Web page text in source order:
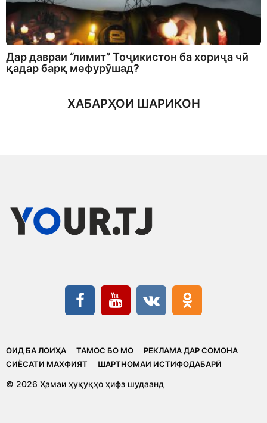
Дар давраи “лимит” Тоҷикистон ба хориҷа чӣ
қадар барқ мефурӯшад?
ХАБАРҲОИ ШАРИКОН
ОИД БА ЛОИҲА ТАМОС БО МО
РЕКЛАМА ДАР СОМОНА
CИЁСАТИ МАХФИЯТ
ШАРТНОМАИ ИСТИФОДАБАРӢ
© 2026 Ҳамаи ҳуқуқҳо ҳифз шудаанд